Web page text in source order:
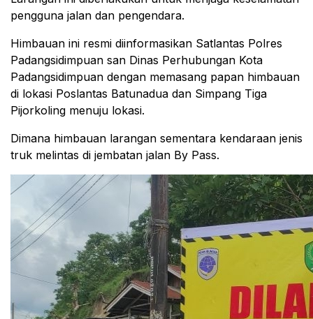
pengguna jalan dan pengendara.
Himbauan ini resmi diinformasikan Satlantas Polres
Padangsidimpuan san Dinas Perhubungan Kota
Padangsidimpuan dengan memasang papan himbauan
di lokasi Poslantas Batunadua dan Simpang Tiga
Pijorkoling menuju lokasi.
Dimana himbauan larangan sementara kendaraan jenis
truk melintas di jembatan jalan By Pass.